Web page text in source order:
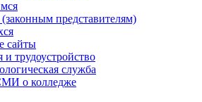
представителям)
сайты
трудоустройство
служба
о колледже